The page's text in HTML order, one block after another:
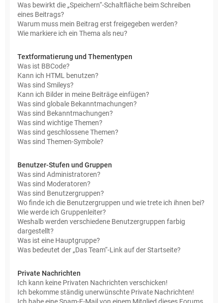
Was bewirkt die „Speichern“-Schaltfläche beim Schreiben
eines Beitrags?
Warum muss mein Beitrag erst freigegeben werden?
Wie markiere ich ein Thema als neu?
Textformatierung und Thementypen
Was ist BBCode?
Kann ich HTML benutzen?
Was sind Smileys?
Kann ich Bilder in meine Beiträge einfügen?
Was sind globale Bekanntmachungen?
Was sind Bekanntmachungen?
Was sind wichtige Themen?
Was sind geschlossene Themen?
Was sind Themen-Symbole?
Benutzer-Stufen und Gruppen
Was sind Administratoren?
Was sind Moderatoren?
Was sind Benutzergruppen?
Wo finde ich die Benutzergruppen und wie trete ich ihnen bei?
Wie werde ich Gruppenleiter?
Weshalb werden verschiedene Benutzergruppen farbig
dargestellt?
Was ist eine Hauptgruppe?
Was bedeutet der „Das Team“-Link auf der Startseite?
Private Nachrichten
Ich kann keine Privaten Nachrichten verschicken!
Ich bekomme ständig unerwünschte Private Nachrichten!
Ich habe eine Spam-E-Mail von einem Mitglied dieses Forums